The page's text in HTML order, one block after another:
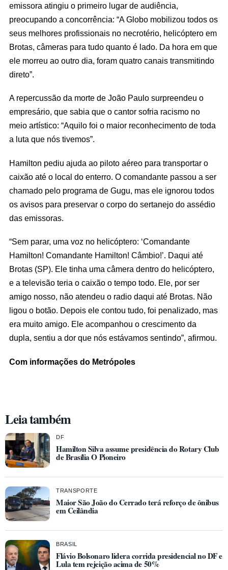
emissora atingiu o primeiro lugar de audiência,
preocupando a concorrência: “A Globo mobilizou todos os
seus melhores profissionais no necrotério, helicóptero em
Brotas, câmeras para tudo quanto é lado. Da hora em que
ele morreu ao outro dia, foram quatro canais transmitindo
direto”.
A repercussão da morte de João Paulo surpreendeu o
empresário, que sabia que o cantor sofria racismo no
meio artístico: “Aquilo foi o maior reconhecimento de toda
a luta que nós tivemos”.
Hamilton pediu ajuda ao piloto aéreo para transportar o
caixão até o local do enterro. O comandante passou a ser
chamado pelo programa de Gugu, mas ele ignorou todos
os avisos para preservar o corpo do sertanejo do assédio
das emissoras.
“Sem parar, uma voz no helicóptero: ‘Comandante
Hamilton! Comandante Hamilton! Câmbio!’. Daqui até
Brotas (SP). Ele tinha uma câmera dentro do helicóptero,
e a televisão teria o caixão o tempo todo. Ele, por ser
amigo nosso, não atendeu o radio daqui até Brotas. Não
ligou o botão. Depois ele contou tudo, foi penalizado, mas
era muito amigo. Ele acompanhou o crescimento da
dupla, sentiu a dor que nós estávamos sentindo”, afirmou.
Com informações do Metrópoles
Leia também
DF
Hamilton Silva assume presidência do Rotary Club
de Brasília O Pioneiro
TRANSPORTE
Maior São João do Cerrado terá reforço de ônibus
em Ceilândia
BRASIL
Flávio Bolsonaro lidera corrida presidencial no DF e
Lula tem rejeição acima de 50%